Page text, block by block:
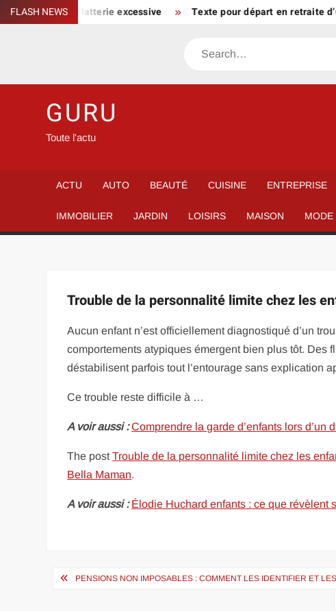
Skip
to
FLASH NEWSsans flatterie excessive Texte pour départ en retraite
Search
GURU
Toute l'actu
ACTU AUTO BEAUTÉ CUISINE ENTREPRISE
IMMOBILIER JARDIN LOISIRS MAISON MODE
Trouble de la personnalité limite chez les
Aucun enfant n’est officiellement diagnostiqué d’un
comportements atypiques émergent bien plus tôt. Des
déstabilisent parfois tout l’entourage sans explication
Ce trouble reste difficile à …
A voir aussi : Comprendre la garde d’enfants lors d’un
The postTrouble de la personnalité limite chez les
Bella Maman.
A voir aussi : Élodie Huchard enfants : ce que révèlent
Navigation
PENSIONS NON IMPOSABLES : COMMENT LES IDENTIFIER ET